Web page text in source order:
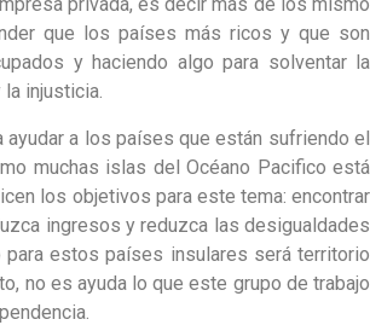
privada, es decir más de los mismo
que los países más ricos y que son
y haciendo algo para solventar la
injusticia.
ayudar a los países que están sufriendo el
muchas islas del Océano Pacifico está
los objetivos para este tema: encontrar
ingresos y reduzca las desigualdades
estos países insulares será territorio
no es ayuda lo que este grupo de trabajo